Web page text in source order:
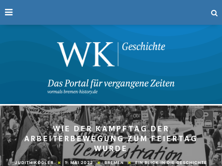
WIE DER KAMPFTAG DER
ARBEITERBEWEGUNG ZUM FEIERTAG
WURDE
JUDITH KÖGLER 1. MAI 2022 BREMEN
EIN BLICK IN DIE GESCHICHTE